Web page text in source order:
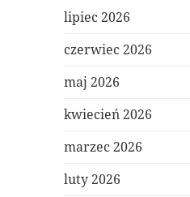
lipiec 2026
czerwiec 2026
maj 2026
kwiecień 2026
marzec 2026
luty 2026